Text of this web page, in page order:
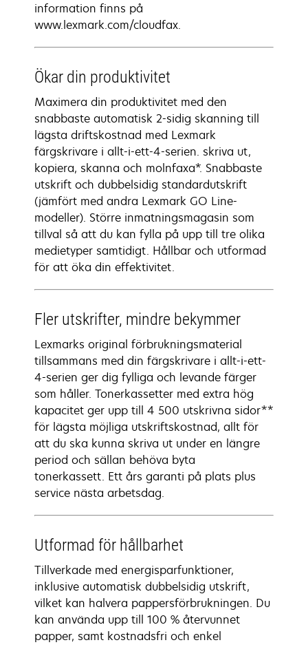
information finns på
www.lexmark.com/cloudfax.
Ökar din produktivitet
Maximera din produktivitet med den
snabbaste automatisk 2-sidig skanning till
lägsta driftskostnad med Lexmark
färgskrivare i allt-i-ett-4-serien. skriva ut,
kopiera, skanna och molnfaxa*. Snabbaste
utskrift och dubbelsidig standardutskrift
(jämfört med andra Lexmark GO Line-
modeller). Större inmatningsmagasin som
tillval så att du kan fylla på upp till tre olika
medietyper samtidigt. Hållbar och utformad
för att öka din effektivitet.
Fler utskrifter, mindre bekymmer
Lexmarks original förbrukningsmaterial
tillsammans med din färgskrivare i allt-i-ett-
4-serien ger dig fylliga och levande färger
som håller. Tonerkassetter med extra hög
kapacitet ger upp till 4 500 utskrivna sidor**
för lägsta möjliga utskriftskostnad, allt för
att du ska kunna skriva ut under en längre
period och sällan behöva byta
tonerkassett. Ett års garanti på plats plus
service nästa arbetsdag.
Utformad för hållbarhet
Tillverkade med energisparfunktioner,
inklusive automatisk dubbelsidig utskrift,
vilket kan halvera pappersförbrukningen. Du
kan använda upp till 100 % återvunnet
papper, samt kostnadsfri och enkel